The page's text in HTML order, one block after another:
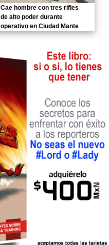
Cae hombre con tres rifles
de alto poder durante
operativo en Ciudad Mante